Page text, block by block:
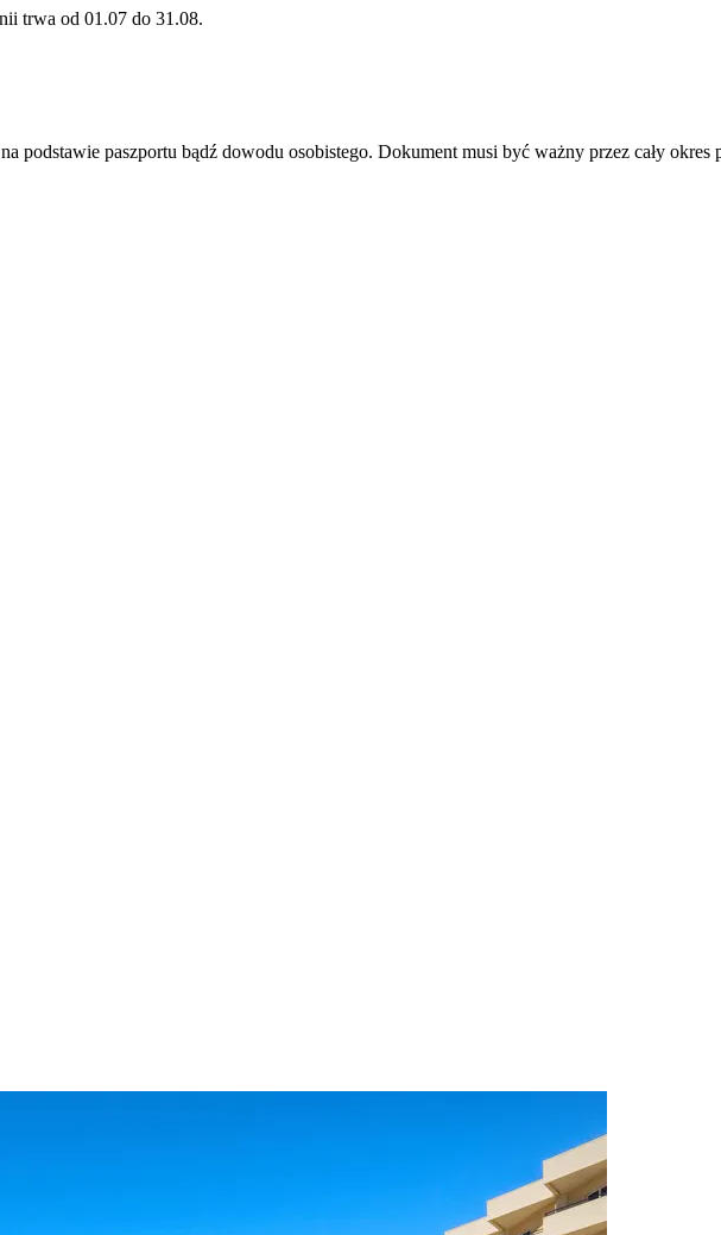
trwa od 01.07 do 31.08.
podstawie paszportu bądź dowodu osobistego. Dokument musi być ważny przez cały okres